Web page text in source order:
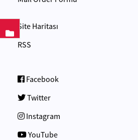
Site Haritası
RSS
Facebook
Twitter
Instagram
YouTube